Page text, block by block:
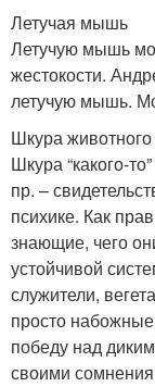
Летучая мышь
Летучую мышь
жестокости.
летучую мышь.
Шкура животного
Шкура “какого-
пр. –
психике. Как
знающие, чего
устойчивой
служители,
просто
победу над
своими